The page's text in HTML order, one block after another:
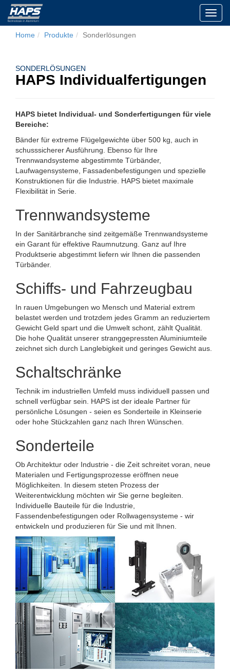
Home
Produkte Sonderlösungen
SONDERLÖSUNGEN
HAPS Individualfertigungen
HAPS bietet Individual- und Sonderfertigungen für viele
Bereiche:
Bänder für extreme Flügelgewichte über 500 kg, auch in
schusssicherer Ausführung. Ebenso für Ihre
Trennwandsysteme abgestimmte Türbänder,
Laufwagensysteme, Fassadenbefestigungen und spezielle
Konstruktionen für die Industrie. HAPS bietet maximale
Flexibilität in Serie.
Trennwandsysteme
In der Sanitärbranche sind zeitgemäße Trennwandsysteme
ein Garant für effektive Raumnutzung. Ganz auf Ihre
Produktserie abgestimmt liefern wir Ihnen die passenden
Türbänder.
Schiffs- und Fahrzeugbau
In rauen Umgebungen wo Mensch und Material extrem
belastet werden und trotzdem jedes Gramm an reduziertem
Gewicht Geld spart und die Umwelt schont, zählt Qualität.
Die hohe Qualität unserer stranggepressten Aluminiumteile
zeichnet sich durch Langlebigkeit und geringes Gewicht aus.
Schaltschränke
Technik im industriellen Umfeld muss individuell passen und
schnell verfügbar sein. HAPS ist der ideale Partner für
persönliche Lösungen - seien es Sonderteile in Kleinserie
oder hohe Stückzahlen ganz nach Ihren Wünschen.
Sonderteile
Ob Architektur oder Industrie - die Zeit schreitet voran, neue
Materialen und Fertigungsprozesse eröffnen neue
Möglichkeiten. In diesem steten Prozess der
Weiterentwicklung möchten wir Sie gerne begleiten.
Individuelle Bauteile für die Industrie,
Fassendenbefestigungen oder Rollwagensysteme - wir
entwickeln und produzieren für Sie und mit Ihnen.